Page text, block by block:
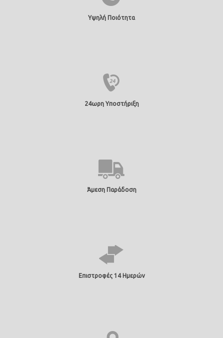
Υψηλή Ποιότητα
24ωρη Υποστήριξη
Άμεση Παράδοση
Επιστροφές 14 Ημερών